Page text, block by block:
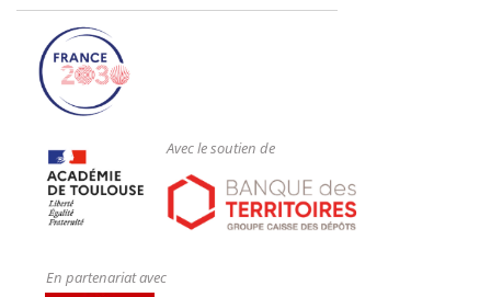
Avec le soutien de
En partenariat avec